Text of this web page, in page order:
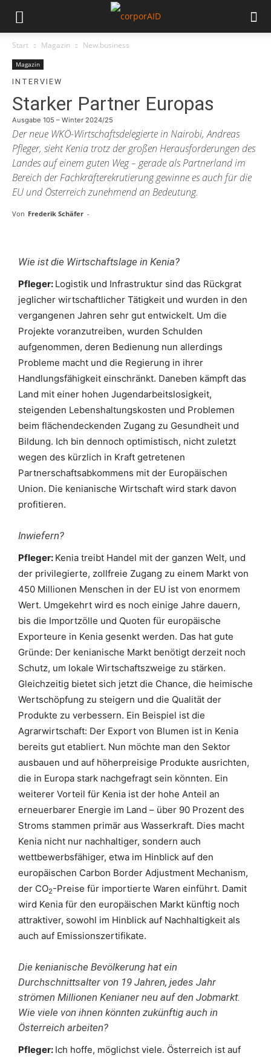
Start Magazin New.business
Magazin
INTERVIEW
Starker Partner Europas
Ausgabe 105 – Winter 2024/25
Der neue WKÖ-Wirtschaftsdelegierte in Nairobi, Andreas
Pfleger, sieht Kenia trotz der großen Herausforderungen des
Landes auf einem guten Weg – gerade als Partnerland im
Bereich der Fachkräfterekrutierung gewinne es auch für die
EU und Österreich zunehmend an Bedeutung.
Von Frederik Schäfer -
Wie ist die Wirtschaftslage in Kenia?
Pfleger: Logistik und Infrastruktur sind das Rückgrat
jeglicher wirtschaftlicher Tätigkeit und wurden in den
vergangenen Jahren sehr gut entwickelt. Um die
Projekte voranzutreiben, wurden Schulden
aufgenommen, deren Bedienung nun allerdings
Probleme macht und die Regierung in ihrer
Handlungsfähigkeit einschränkt. Daneben kämpft das
Land mit einer hohen Jugendarbeitslosigkeit,
steigenden Lebenshaltungskosten und Problemen
beim flächendeckenden Zugang zu Gesundheit und
Bildung. Ich bin dennoch optimistisch, nicht zuletzt
wegen des kürzlich in Kraft getretenen
Partnerschaftsabkommens mit der Europäischen
Union. Die kenianische Wirtschaft wird stark davon
profitieren.
Inwiefern?
Pfleger: Kenia treibt Handel mit der ganzen Welt, und
der privilegierte, zollfreie Zugang zu einem Markt von
450 Millionen Menschen in der EU ist von enormem
Wert. Umgekehrt wird es noch einige Jahre dauern,
bis die Importzölle und Quoten für europäische
Exporteure in Kenia gesenkt werden. Das hat gute
Gründe: Der kenianische Markt benötigt derzeit noch
Schutz, um lokale Wirtschaftszweige zu stärken.
Gleichzeitig bietet sich jetzt die Chance, die heimische
Wertschöpfung zu steigern und die Qualität der
Produkte zu verbessern. Ein Beispiel ist die
Agrarwirtschaft: Der Export von Blumen ist in Kenia
bereits gut etabliert. Nun möchte man den Sektor
ausbauen und auf höherpreisige Produkte ausrichten,
die in Europa stark nachgefragt sein könnten. Ein
weiterer Vorteil für Kenia ist der hohe Anteil an
erneuerbarer Energie im Land – über 90 Prozent des
Stroms stammen primär aus Wasserkraft. Dies macht
Kenia nicht nur nachhaltiger, sondern auch
wettbewerbsfähiger, etwa im Hinblick auf den
europäischen Carbon Border Adjustment Mechanism,
der CO2-Preise für importierte Waren einführt. Damit
wird Kenia für den europäischen Markt künftig noch
attraktiver, sowohl im Hinblick auf Nachhaltigkeit als
auch auf Emissionszertifikate.
Die kenianische Bevölkerung hat ein
Durchschnittsalter von 19 Jahren, jedes Jahr
strömen Millionen Kenianer neu auf den Jobmarkt.
Wie viele von ihnen könnten zukünftig auch in
Österreich arbeiten?
Pfleger: Ich hoffe, möglichst viele. Österreich ist auf